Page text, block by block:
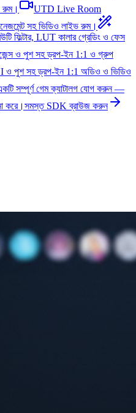
রুম।
UTD Live Room
সহ ভিডিও লাইভ রুম।
ফিল্টার, LUT কালার গ্রেডিং ও ফেস
ও পুশ সহ ড্রপ-ইন 1:1 ও গ্রুপ
ও পুশ সহ ড্রপ-ইন 1:1 অডিও ও ভিডিও
সম্পূর্ণ গেম ক্যাটালগ যোগ করুন —
করে। সমস্ত SDK ব্রাউজ করুন